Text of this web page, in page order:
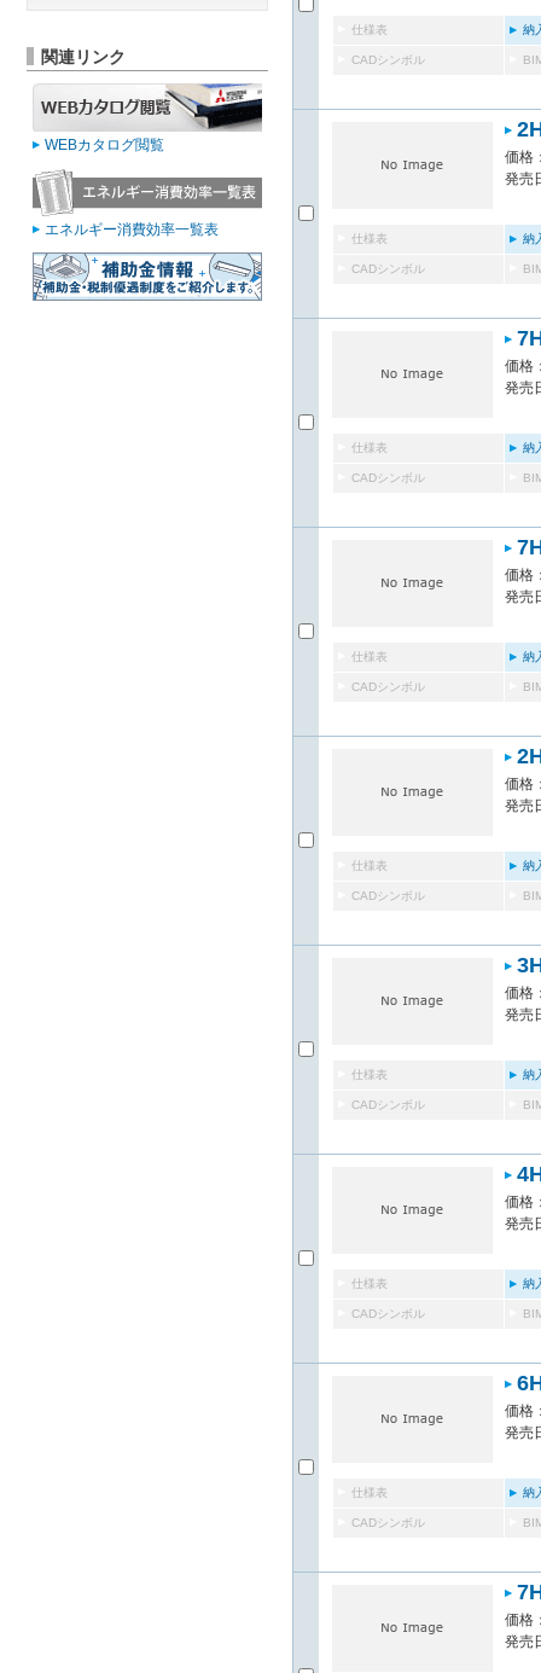
仕様表 納
CADシンボル
価格
発売
仕様表 納
CADシンボル
価格
発売
仕様表 納
CADシンボル
価格
発売
仕様表 納
CADシンボル
価格
発売
仕様表 納
CADシンボル
価格
発売
仕様表 納
CADシンボル
価格
発売
仕様表 納
CADシンボル
価格
発売
仕様表 納
CADシンボル
価格
発売
関連リンク
WEBカタログ閲覧
エネルギー消費効率一覧表